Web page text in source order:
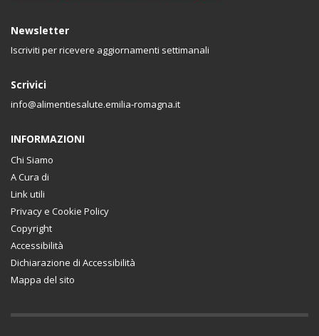
Newsletter
Iscriviti per ricevere aggiornamenti settimanali
Scrivici
info@alimentiesalute.emilia-romagna.it
INFORMAZIONI
Chi Siamo
A Cura di
Link utili
Privacy e Cookie Policy
Copyright
Accessibilità
Dichiarazione di Accessibilità
Mappa del sito